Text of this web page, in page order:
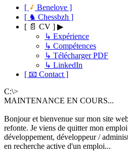
[
Benelove ]
[ ♞ Chessbzh ]
[ 📄 CV ] ▶
↳ Expérience
↳ Compétences
↳ Télécharger PDF
↳ LinkedIn
[ 📧 Contact ]
C:\>
MAINTENANCE EN COURS...
Bonjour et bienvenue sur mon site
refonte. Je viens de quitter mon
développement, développeur /
en recherche active d'un emploi...